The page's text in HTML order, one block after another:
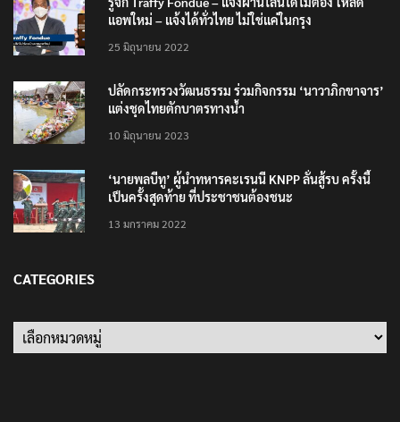
แอพใหม่ – แจ้งได้ทั่วไทย ไม่ใช่แค่ในกรุง
25 มิถุนายน 2022
ปลัดกระทรวงวัฒนธรรม ร่วมกิจกรรม ‘นาวาภิกขาจาร’
แต่งชุดไทยตักบาตรทางน้ำ
10 มิถุนายน 2023
‘นายพลบีทู’ ผู้นำทหารคะเรนนี KNPP ลั่นสู้รบ ครั้งนี้
เป็นครั้งสุดท้าย ที่ประชาชนต้องชนะ
13 มกราคม 2022
CATEGORIES